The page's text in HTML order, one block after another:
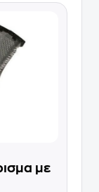
με